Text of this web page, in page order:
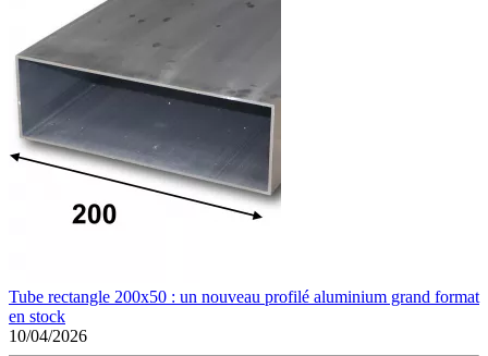
Tube rectangle 200x50 : un nouveau profilé aluminium grand format
en stock
10/04/2026